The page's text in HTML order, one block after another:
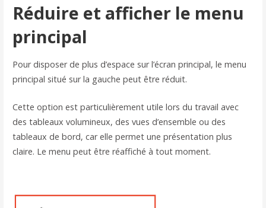
Réduire et afficher le menu
principal
Pour disposer de plus d’espace sur l’écran principal, le menu
principal situé sur la gauche peut être réduit.
Cette option est particulièrement utile lors du travail avec
des tableaux volumineux, des vues d’ensemble ou des
tableaux de bord, car elle permet une présentation plus
claire. Le menu peut être réaffiché à tout moment.